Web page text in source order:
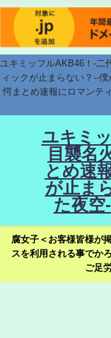
ユキミッフルAKB46！-二
ィックが止まらない？--
愕まとめ速報にロマンテ
ユキミ
目襲名
とめ速
が止ま
た夜空
腐女子＜お客様皆様が
スを利用される事でか
ご足